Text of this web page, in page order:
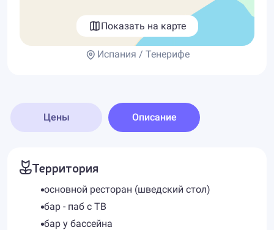
Показать на карте
Испания / Тенерифе
Цены Описание
Территория
основной ресторан (шведский стол)
бар - паб с TВ
бар у бассейна